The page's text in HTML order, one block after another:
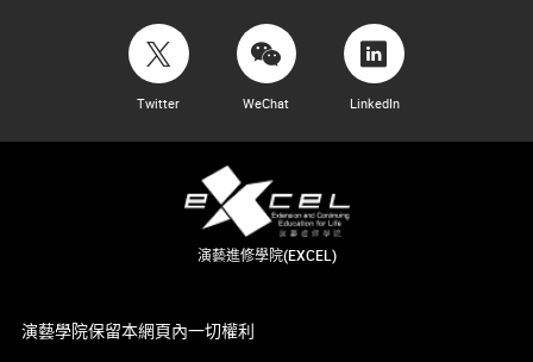
Twitter WeChat LinkedIn
演藝進修學院(EXCEL)
演藝學院保留本網頁內一切權利